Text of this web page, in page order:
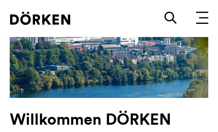
Willkommen DÖRKEN